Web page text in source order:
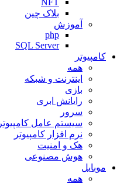
NFT
بلاک چین
آموزش
php
SQL Server
کامپیوتر
همه
اینترنت و شبکه
بازی
رایانش ابری
سرور
سیستم عامل کامپیوتر
نرم افزار کامپیوتر
هک و امنیت
هوش مصنوعی
موبایل
همه